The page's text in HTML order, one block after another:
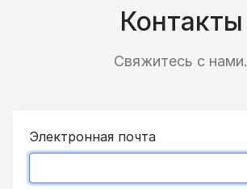
Контакты
Свяжитесь с нами.
Электронная почта